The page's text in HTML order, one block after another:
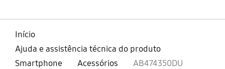
Início
Ajuda e assistência técnica do produto
Smartphone
Acessórios AB474350DU